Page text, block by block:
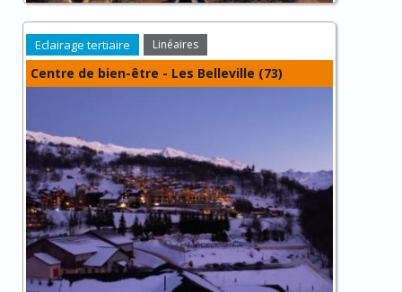
Eclairage tertiaire Linéaires
Centre de bien-être - Les Belleville (73)